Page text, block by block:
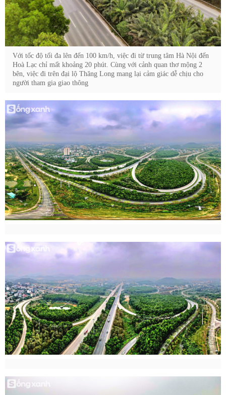
Với tốc độ tối đa lên đến 100 km/h, việc đi từ trung tâm Hà Nội đến
Hoà Lạc chỉ mất khoảng 20 phút. Cùng với cảnh quan thơ mộng 2
bên, việc đi trên đại lộ Thăng Long mang lại cảm giác dễ chịu cho
người tham gia giao thông